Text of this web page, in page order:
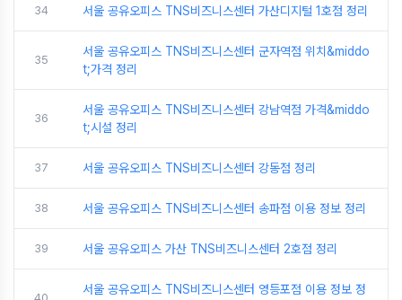
34 서울 공유오피스 TNS비즈니스센터 가산디지털 1호점 정리
35
서울 공유오피스 TNS비즈니스센터 군자역점 위치&middo
t;가격 정리
36
서울 공유오피스 TNS비즈니스센터 강남역점 가격&middo
t;시설 정리
37 서울 공유오피스 TNS비즈니스센터 강동점 정리
38 서울 공유오피스 TNS비즈니스센터 송파점 이용 정보 정리
39 서울 공유오피스 가산 TNS비즈니스센터 2호점 정리
서울 공유오피스 TNS비즈니스센터 영등포점 이용 정보 정